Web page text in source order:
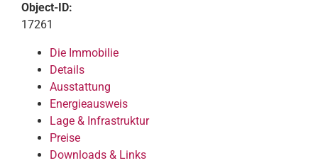
Object-ID:
17261
Die Immobilie
Details
Ausstattung
Energieausweis
Lage & Infrastruktur
Preise
Downloads & Links